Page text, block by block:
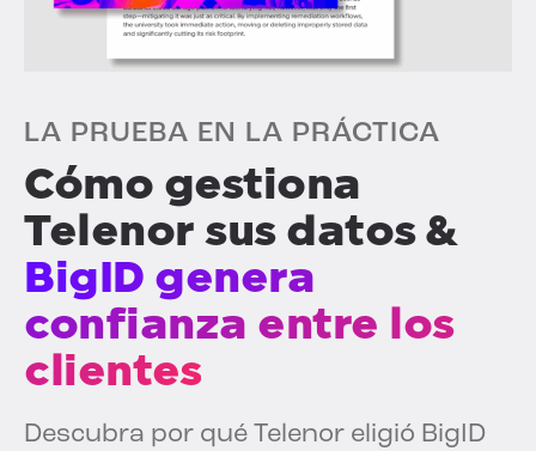
LA PRUEBA EN LA PRÁCTICA
Cómo gestiona
Telenor sus datos &
BigID genera
confianza entre los
clientes
Descubra por qué Telenor eligió BigID